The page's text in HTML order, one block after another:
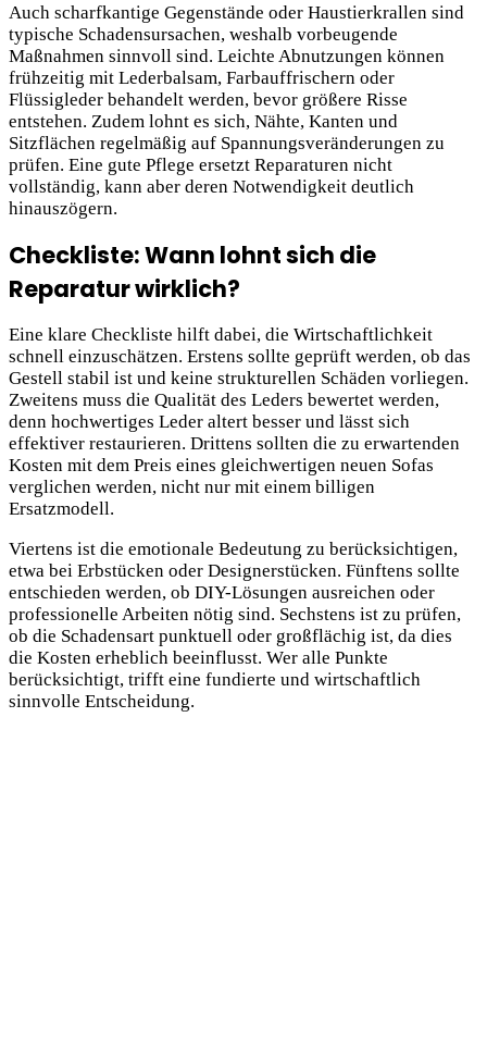
Auch scharfkantige Gegenstände oder Haustierkrallen sind
typische Schadensursachen, weshalb vorbeugende
Maßnahmen sinnvoll sind. Leichte Abnutzungen können
frühzeitig mit Lederbalsam, Farbauffrischern oder
Flüssigleder behandelt werden, bevor größere Risse
entstehen. Zudem lohnt es sich, Nähte, Kanten und
Sitzflächen regelmäßig auf Spannungsveränderungen zu
prüfen. Eine gute Pflege ersetzt Reparaturen nicht
vollständig, kann aber deren Notwendigkeit deutlich
hinauszögern.
Checkliste: Wann lohnt sich die
Reparatur wirklich?
Eine klare Checkliste hilft dabei, die Wirtschaftlichkeit
schnell einzuschätzen. Erstens sollte geprüft werden, ob das
Gestell stabil ist und keine strukturellen Schäden vorliegen.
Zweitens muss die Qualität des Leders bewertet werden,
denn hochwertiges Leder altert besser und lässt sich
effektiver restaurieren. Drittens sollten die zu erwartenden
Kosten mit dem Preis eines gleichwertigen neuen Sofas
verglichen werden, nicht nur mit einem billigen
Ersatzmodell.
Viertens ist die emotionale Bedeutung zu berücksichtigen,
etwa bei Erbstücken oder Designerstücken. Fünftens sollte
entschieden werden, ob DIY-Lösungen ausreichen oder
professionelle Arbeiten nötig sind. Sechstens ist zu prüfen,
ob die Schadensart punktuell oder großflächig ist, da dies
die Kosten erheblich beeinflusst. Wer alle Punkte
berücksichtigt, trifft eine fundierte und wirtschaftlich
sinnvolle Entscheidung.